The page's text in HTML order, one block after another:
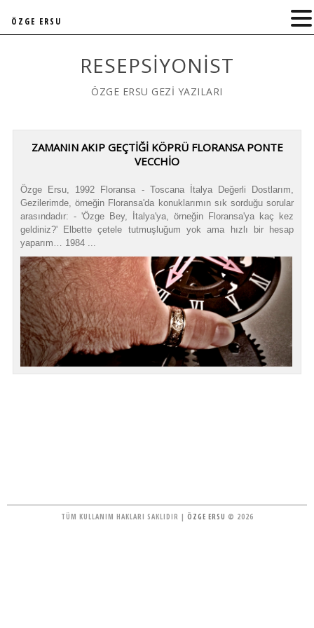
RESEPSIYONIST
ÖZGE ERSU GEZİ YAZILARI
ZAMANIN AKIP GEÇTIĞI KÖPRÜ FLORANSA PONTE
VECCHIO
Özge Ersu, 1992 Floransa - Toscana İtalya Değerli Dostlarım,
Gezilerimde, örneğin Floransa'da konuklarımın sık sorduğu sorular
arasındadır: - 'Özge Bey, İtalya'ya, örneğin Floransa'ya kaç kez
geldiniz?' Elbette çetele tutmuşluğum yok ama hızlı bir hesap
yaparım… 1984 ...
TÜM KULLANIM HAKLARI SAKLIDIR | ÖZGE ERSU © 2026
ÖZGE ERSU